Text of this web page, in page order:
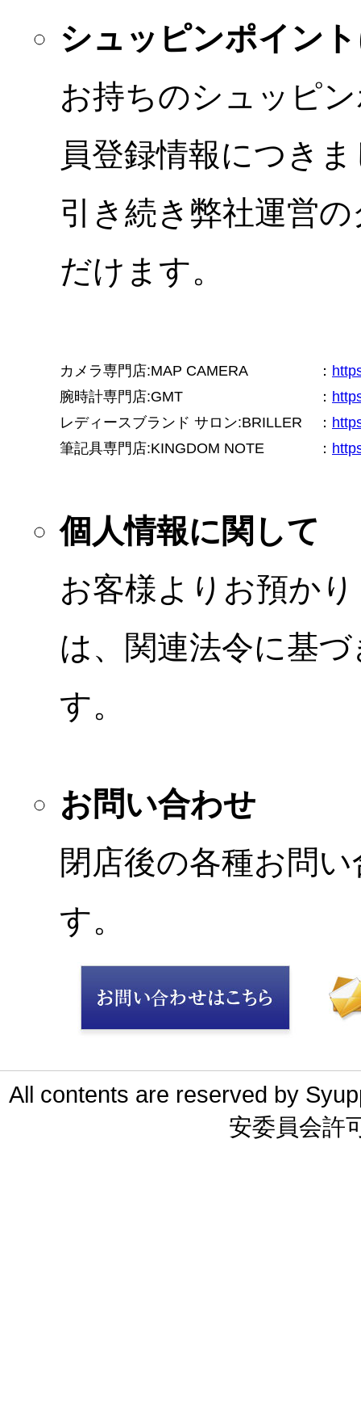
シュッピンポイン
お持ちのシュッピ
員登録情報につき
引き続き弊社運営
だけます。
カメラ専門店:MAP CAMERA ：
腕時計専門店:GMT
：
レディースブランド サロン:BRILLER
：
筆記具専門店:KINGDOM NOTE
：
個人情報に関して
お客様よりお預か
は、関連法令に基
す。
お問い合わせ
閉店後の各種お問
す。
All contents are reserved by
安委員会許